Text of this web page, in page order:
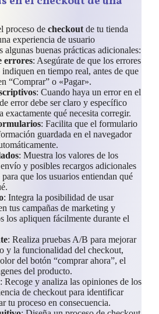
proceso de checkout de tu tienda
experiencia de usuario
algunas buenas prácticas adicionales:
errores: Asegúrate de que los errores
en tiempo real, antes de que
“Comprar” o «Pagar».
: Cuando haya un error en el
error debe ser claro y específico
exactamente qué necesita corregir.
: Facilita que el formulario
guardada en el navegador
: Muestra los valores de los
y posibles recargos adicionales
que los usuarios entiendan qué
: Integra la posibilidad de usar
tus campañas de marketing y
los apliquen fácilmente durante el
: Realiza pruebas A/B para mejorar
y la funcionalidad del checkout,
del botón “comprar ahora”, el
del producto.
: Recoge y analiza las opiniones de los
de checkout para identificar
tu proceso en consecuencia.